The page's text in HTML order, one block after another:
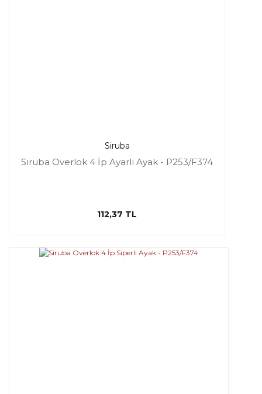
Siruba
Siruba Overlok 4 İp Ayarlı Ayak - P253/F374
112,37 TL